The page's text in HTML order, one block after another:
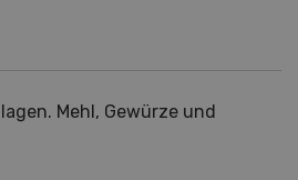
Mehl, Gewürze und